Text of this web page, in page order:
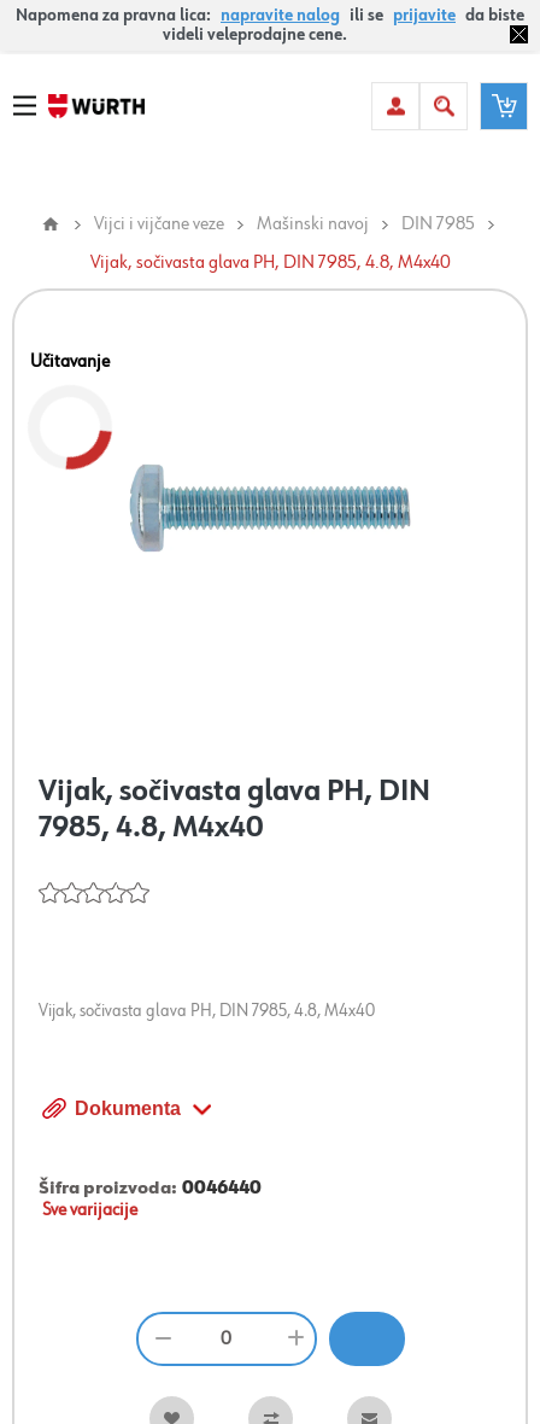
Napomena za pravna lica: napravite nalog ili se prijavite da biste
videli veleprodajne cene.
Vijci i vijčane veze Mašinski navoj
DIN 7985
Vijak, sočivasta glava PH, DIN 7985, 4.8, M4x40
Učitavanje
Vijak, sočivasta glava PH, DIN
7985, 4.8, M4x40
Vijak, sočivasta glava PH, DIN 7985, 4.8, M4x40
Dokumenta
Šifra proizvoda: 0046440
Sve varijacije